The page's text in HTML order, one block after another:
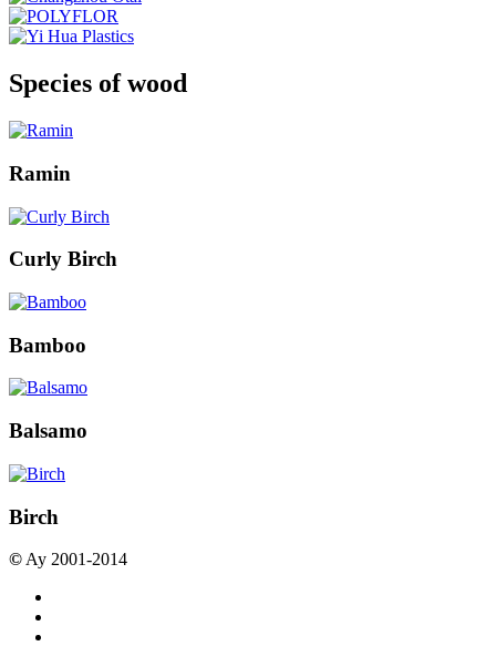
Species of wood
Ramin
Curly Birch
Bamboo
Balsamo
Birch
© Ay 2001-2014